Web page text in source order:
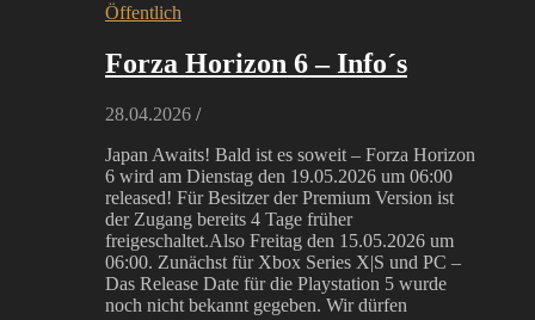
Öffentlich
Forza Horizon 6 – Info´s
28.04.2026 /
Japan Awaits! Bald ist es soweit – Forza Horizon
6 wird am Dienstag den 19.05.2026 um 06:00
released! Für Besitzer der Premium Version ist
der Zugang bereits 4 Tage früher
freigeschaltet.Also Freitag den 15.05.2026 um
06:00. Zunächst für Xbox Series X|S und PC –
Das Release Date für die Playstation 5 wurde
noch nicht bekannt gegeben. Wir dürfen